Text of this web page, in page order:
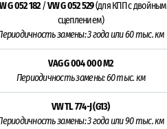
G 052 182/VW G 052 529(для КПП с двойным
сцеплением)
замены: 3 года или 60 тыс. км
VAG G 004 000 M2
Периодичность замены:60 тыс. км
VW TL 774-J (G13)
замены: 3 года или 90 тыс. км